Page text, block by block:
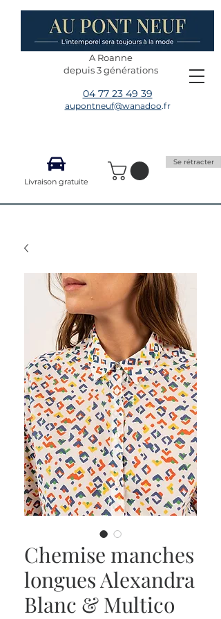
04 77 23 49 39
aupontneuf@wanadoo.fr
A Roanne
depuis 3 générations
Livraison gratuite
Se rétracter
Chemise manches
longues Alexandra
Blanc & Multico